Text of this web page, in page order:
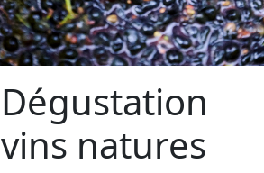
Dégustation
vins natures